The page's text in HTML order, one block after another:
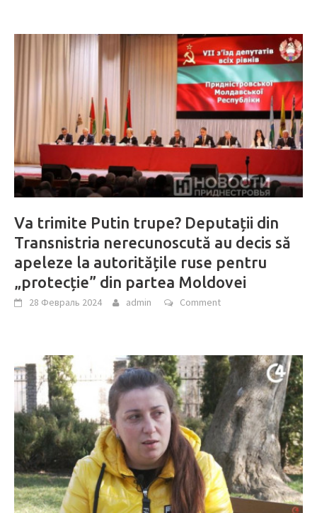
Va trimite Putin trupe? Deputații din
Transnistria nerecunoscută au decis să
apeleze la autoritățile ruse pentru
„protecție” din partea Moldovei
28 Февраль 2024 admin Comment